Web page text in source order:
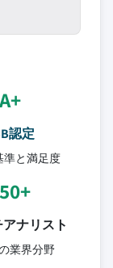
A+
認定
準と満足度
ナリスト
業界分野